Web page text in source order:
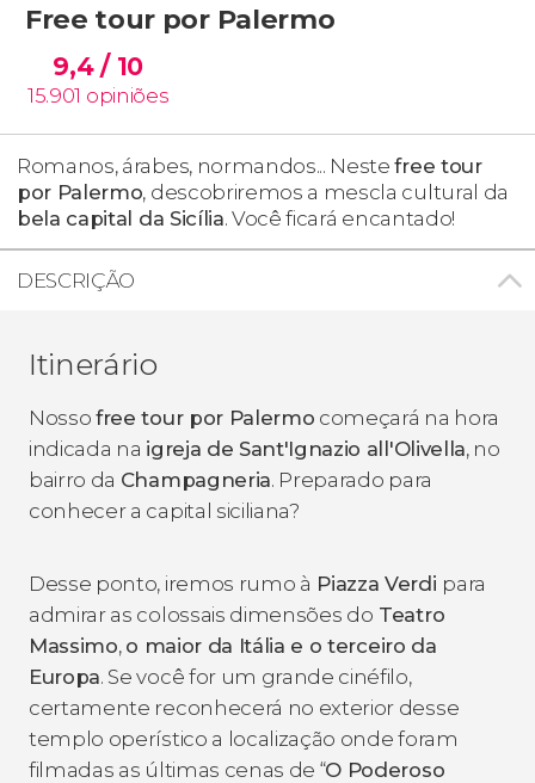
Free tour por Palermo
9,4/ 10
15.901 opiniões
Romanos, árabes, normandos... Nestefree tour
por Palermo, descobriremos a mescla cultural da
bela capital da Sicília. Você ficará encantado!
DESCRIÇÃO
Itinerário
Nossofree tour por Palermo começará na hora
indicada na igreja de Sant'Ignazio all'Olivella, no
bairro da Champagneria. Preparado para
conhecer a capital siciliana?
Desse ponto, iremos rumo à Piazza Verdi para
admirar as colossais dimensões do Teatro
Massimo, o maior da Itália e o terceiro da
Europa. Se você for um grande cinéfilo,
certamente reconhecerá no exterior desse
templo operístico a localização onde foram
filmadas as últimas cenas de “O Poderoso